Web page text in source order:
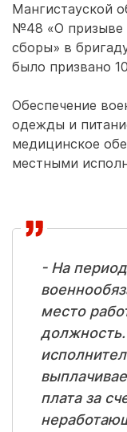
Мангистауской
№48 «О призыве
сборы» в
было призвано
Обеспечение
одежды и
медицинское
местными
- На
место
плата за